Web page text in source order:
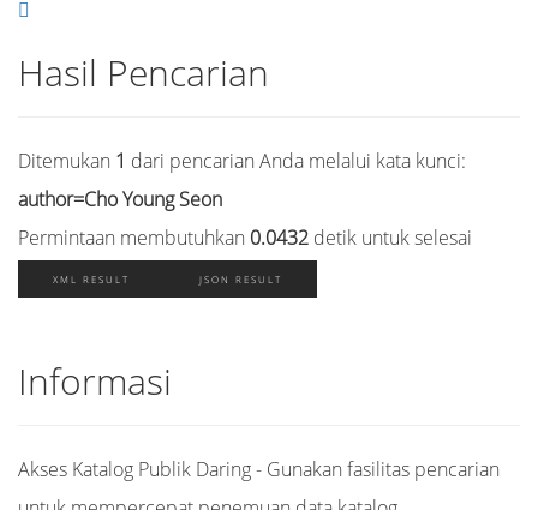
Hasil Pencarian
Ditemukan 1 dari pencarian Anda melalui kata kunci:
author=Cho Young Seon
Permintaan membutuhkan 0.0432 detik untuk selesai
XML RESULT JSON RESULT
Informasi
Akses Katalog Publik Daring - Gunakan fasilitas pencarian